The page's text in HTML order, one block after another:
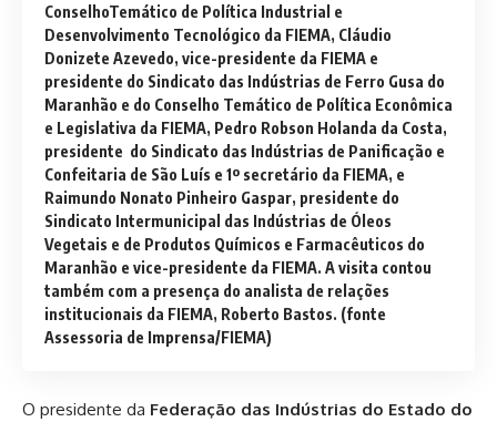
ConselhoTemático de Política Industrial e
Desenvolvimento Tecnológico da FIEMA, Cláudio
Donizete Azevedo, vice-presidente da FIEMA e
presidente do Sindicato das Indústrias de Ferro Gusa do
Maranhão e do Conselho Temático de Política Econômica
e Legislativa da FIEMA, Pedro Robson Holanda da Costa,
presidente do Sindicato das Indústrias de Panificação e
Confeitaria de São Luís e 1º secretário da FIEMA, e
Raimundo Nonato Pinheiro Gaspar, presidente do
Sindicato Intermunicipal das Indústrias de Óleos
Vegetais e de Produtos Químicos e Farmacêuticos do
Maranhão e vice-presidente da FIEMA. A visita contou
também com a presença do analista de relações
institucionais da FIEMA, Roberto Bastos. (fonte
Assessoria de Imprensa/FIEMA)
O presidente da Federação das Indústrias do Estado do